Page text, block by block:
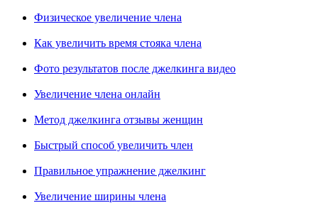
Физическое увеличение члена
Как увеличить время стояка члена
Фото результатов после джелкинга видео
Увеличение члена онлайн
Метод джелкинга отзывы женщин
Быстрый способ увеличить член
Правильное упражнение джелкинг
Увеличение ширины члена